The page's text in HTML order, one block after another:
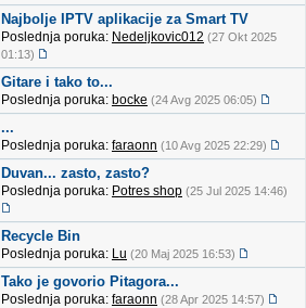
Najbolje IPTV aplikacije za Smart TV
Poslednja poruka: Nedeljkovic012 (27 Okt 2025
01:13)
Gitare i tako to...
Poslednja poruka: bocke (24 Avg 2025 06:05)
...
Poslednja poruka: faraonn (10 Avg 2025 22:29)
Duvan... zasto, zasto?
Poslednja poruka: Potres shop (25 Jul 2025 14:46)
Recycle Bin
Poslednja poruka: Lu (20 Maj 2025 16:53)
Tako je govorio Pitagora...
Poslednja poruka: faraonn (28 Apr 2025 14:57)